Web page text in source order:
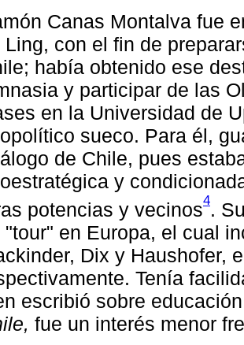
Canas Montalva fue
Ling, con el fin de
había obtenido ese
y participar de las
en la Universidad de
sueco. Para él,
de Chile, pues
y
potencias y vecinos4.
"tour" en Europa, el cual
Dix y Haushofer,
Tenía
escribió sobre
fue un interés menor